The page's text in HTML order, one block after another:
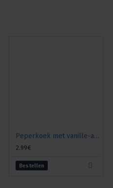
Peperkoek met vanille-aroma, 400 g
2.99€
Bestellen